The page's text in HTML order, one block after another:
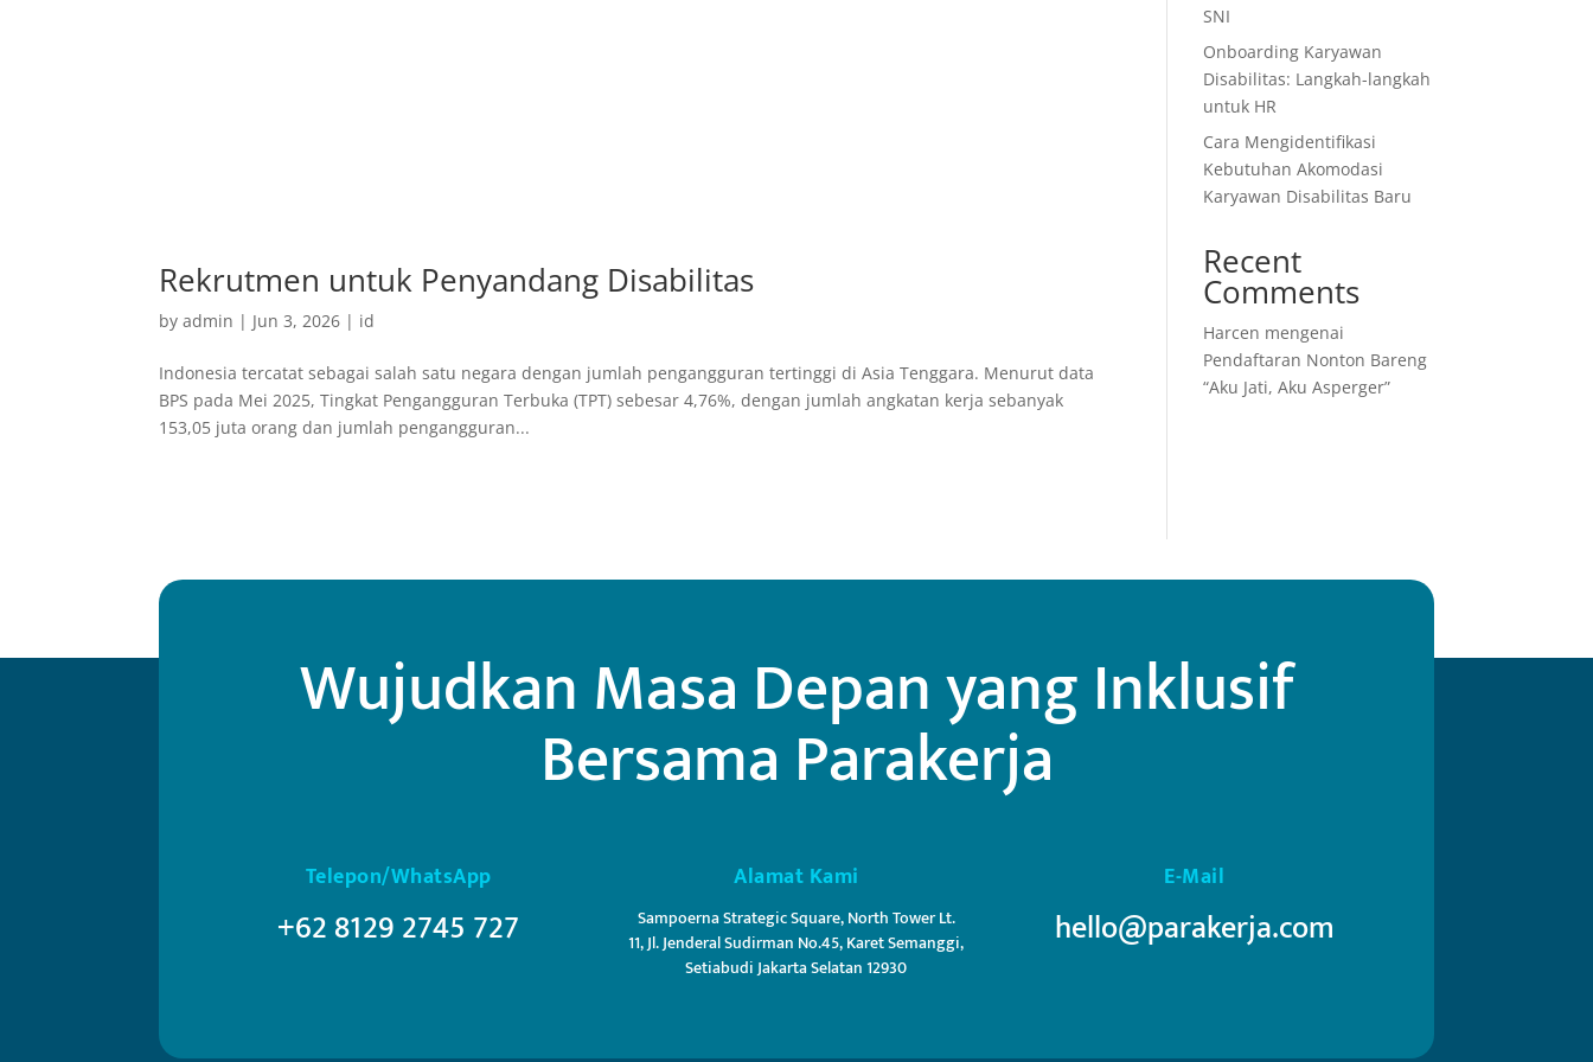
Rekrutmen untuk Penyandang Disabilitas
byadmin | Jun 3, 2026 | id
Indonesia tercatat sebagai salah satu negara dengan jumlah pengangguran tertinggi di Asia Tenggara. Menurut data
BPS pada Mei 2025, Tingkat Pengangguran Terbuka (TPT) sebesar 4,76%, dengan jumlah angkatan kerja sebanyak
153,05 juta orang dan jumlah pengangguran...
SNI
Onboarding Karyawan
Disabilitas: Langkah-langkah
untuk HR
Cara Mengidentifikasi
Kebutuhan Akomodasi
Karyawan Disabilitas Baru
Recent
Comments
Harcen mengenai
Pendaftaran Nonton Bareng
“Aku Jati, Aku Asperger”
Wujudkan Masa Depan yang Inklusif
Bersama Parakerja
Telepon/WhatsApp
+62 8129 2745 727
Alamat Kami
Sampoerna Strategic Square, North Tower Lt.
11, Jl. Jenderal Sudirman No.45, Karet Semanggi,
Setiabudi Jakarta Selatan 12930
E-Mail
hello@parakerja.com